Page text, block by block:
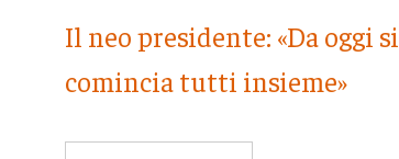
Il neo presidente: «Da oggi si
comincia tutti insieme»